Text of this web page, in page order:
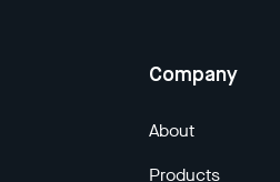
Company
About
Products